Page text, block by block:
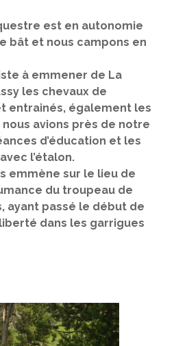
est en autonomie
bât et nous campons en
à emmener de La
les chevaux de
entrainés, également les
avions près de notre
d’éducation et les
l’étalon.
emmène sur le lieu de
du troupeau de
ayant passé le début de
dans les garrigues